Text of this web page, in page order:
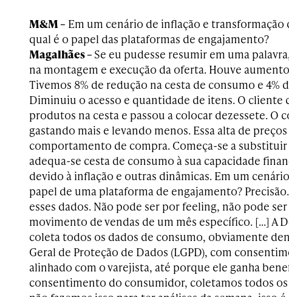
M&M – Em um cenário de inflação e
qual é o papel das plataformas de engajamento?
Magalhães – Se eu pudesse resumir em uma
na montagem e execução da oferta. Houve
Tivemos 8% de redução na cesta de consumo e 4%
Diminuiu o acesso e quantidade de itens. O cliente
produtos na cesta e passou a colocar dezessete. O
gastando mais e levando menos. Essa alta de
comportamento de compra. Começa-se a
adequa-se cesta de consumo à sua capacidade
devido à inflação e outras dinâmicas. Em um
papel de uma plataforma de engajamento?
esses dados. Não pode ser por feeling, não pode
movimento de vendas de um mês específico. […] A
coleta todos os dados de consumo, obviamente
Geral de Proteção de Dados (LGPD), com
alinhado com o varejista, até porque ele ganha
consentimento do consumidor, coletamos todos